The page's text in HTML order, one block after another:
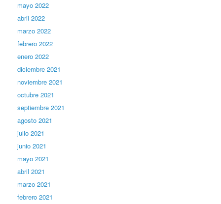
mayo 2022
abril 2022
marzo 2022
febrero 2022
enero 2022
diciembre 2021
noviembre 2021
octubre 2021
septiembre 2021
agosto 2021
julio 2021
junio 2021
mayo 2021
abril 2021
marzo 2021
febrero 2021